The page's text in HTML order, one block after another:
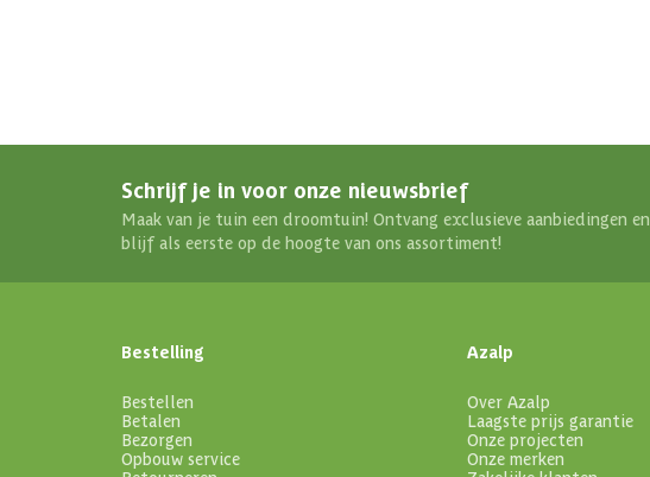
Schrijf je in voor onze nieuwsbrief
Maak van je tuin een droomtuin! Ontvang exclusieve aanbiedingen en
blijf als eerste op de hoogte van ons assortiment!
Bestelling
Bestellen
Betalen
Bezorgen
Opbouw service
Azalp
Over Azalp
Laagste prijs garantie
Onze projecten
Onze merken